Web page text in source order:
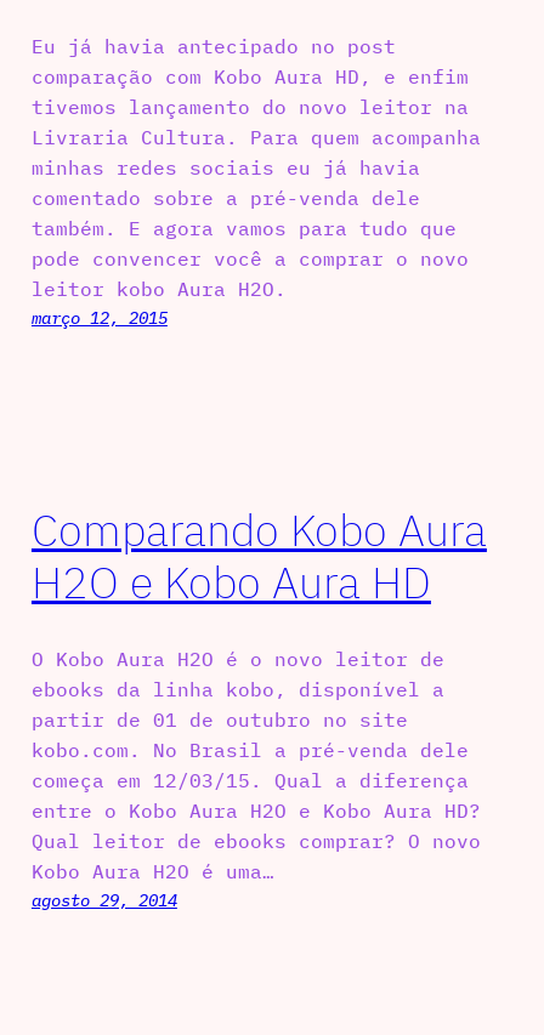
Eu já havia antecipado no post
comparação com Kobo Aura HD, e enfim
tivemos lançamento do novo leitor na
Livraria Cultura. Para quem acompanha
minhas redes sociais eu já havia
comentado sobre a pré-venda dele
também. E agora vamos para tudo que
pode convencer você a comprar o novo
leitor kobo Aura H2O.
março 12, 2015
Comparando Kobo Aura
H2O e Kobo Aura HD
O Kobo Aura H2O é o novo leitor de
ebooks da linha kobo, disponível a
partir de 01 de outubro no site
kobo.com. No Brasil a pré-venda dele
começa em 12/03/15. Qual a diferença
entre o Kobo Aura H2O e Kobo Aura HD?
Qual leitor de ebooks comprar? O novo
Kobo Aura H2O é uma…
agosto 29, 2014